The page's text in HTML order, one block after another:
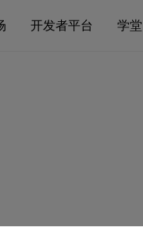
开发者平台 学堂